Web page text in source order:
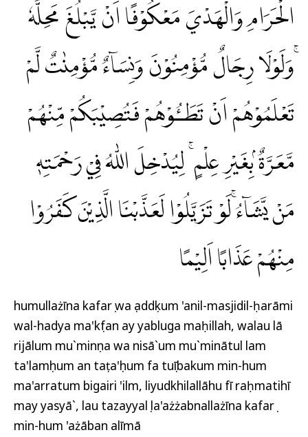
الْحَرَامِ وَالْهَدْيَ مَعْكُوْفًا اَنْ يَّبْلُغَ مَحِلَّهٗ
ۚوَلَوْلَا رِجَالٌ مُّؤْمِنُوْنَ وَنِسَاۤءٌ مُّؤْمِنٰتٌ لَّمْ
تَعْلَمُوْهُمْ اَنْ تَطَـُٔوْهُمْ فَتُصِيْبَكُمْ مِّنْهُمْ
مَّعَرَّةٌ ۢبِغَيْرِ عِلْمٍ ۚ لِيُدْخِلَ اللّٰهُ فِيْ رَحْمَتِهٖ
مَنْ يَّشَاۤءُۚ لَوْ تَزَيَّلُوْا لَعَذَّبْنَا الَّذِيْنَ كَفَرُوْا
مِنْهُمْ عَذَابًا اَلِيْمًا
humullażīna kafarụ wa ṣaddụkum 'anil-masjidil-ḥarāmi
wal-hadya ma'kụfan ay yabluga maḥillah, walau lā
rijālum mu`minụna wa nisā`um mu`minātul lam
ta'lamụhum an taṭa'ụhum fa tuṣībakum min-hum
ma'arratum bigairi 'ilm, liyudkhilallāhu fī raḥmatihī
may yasyā`, lau tazayyalụ la'ażżabnallażīna kafarụ
min-hum 'ażāban alīmā